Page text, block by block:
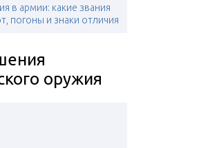
в армии: какие звания
погоны и знаки отличия
оружия